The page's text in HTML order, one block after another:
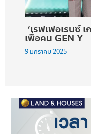
‘เรฟเฟอเรนซ์
เพื่อคน GEN Y
9 มกราคม 2025